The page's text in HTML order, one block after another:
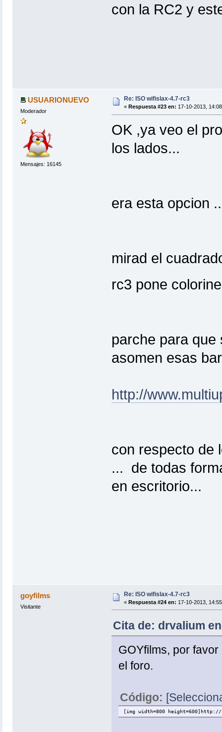
con la RC2 y
USUARIONUEVO
Moderador
Mensajes: 16145
Re: ISO wifislax-4.7-rc3
« Respuesta #23 en: 17-10-2013,
OK ,ya veo el
los lados...
era esta opcion
mirad el
rc3 pone
parche para que
asomen esas
http://
con respecto de
... de todas
en escritorio...
goyfilms
Visitante
Re: ISO wifislax-4.7-rc3
« Respuesta #24 en: 17-10-2013,
Cita de: drvalium
GOYfilms, por
el foro.
Código:
[img width=800